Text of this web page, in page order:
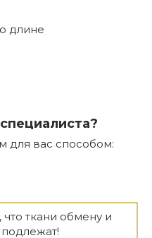
длине
для вас способом:
ткани обмену и